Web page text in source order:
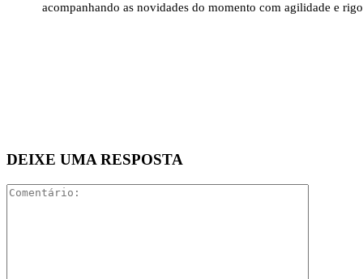
acompanhando as novidades do momento com agilidade e
DEIXE UMA RESPOSTA